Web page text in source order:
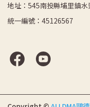
地址：545南投縣埔里鎮
統一編號：45126567